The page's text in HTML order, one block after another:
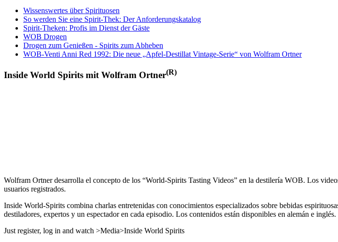
Wissenswertes über Spirituosen
So werden Sie eine Spirit-Thek: Der Anforderungskatalog
Spirit-Theken: Profis im Dienst der Gäste
WOB Drogen
Drogen zum Genießen - Spirits zum Abheben
WOB-Venti Anni Red 1992: Die neue „Apfel-Destillat Vintage-Serie“ von Wolfram Ortner
Inside World Spirits mit Wolfram Ortner(R)
Wolfram Ortner desarrolla el concepto de los “World-Spirits Tasting Videos” en la destilería WOB. Los
usuarios registrados.
Inside World-Spirits combina charlas entretenidas con conocimientos especializados sobre bebidas
destiladores, expertos y un espectador en cada episodio. Los contenidos están disponibles en alemán e
Just register, log in and watch >Media>Inside World Spirits